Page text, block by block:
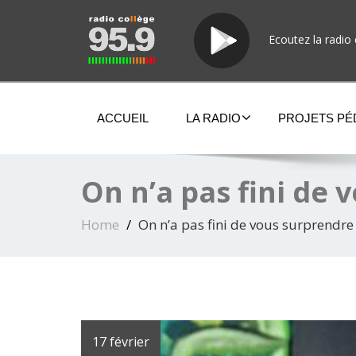
Ecoutez la radio
ACCUEIL LA RADIO PROJETS
On n’a pas fini de
Home On n’a pas fini de vous surprendre
17 février